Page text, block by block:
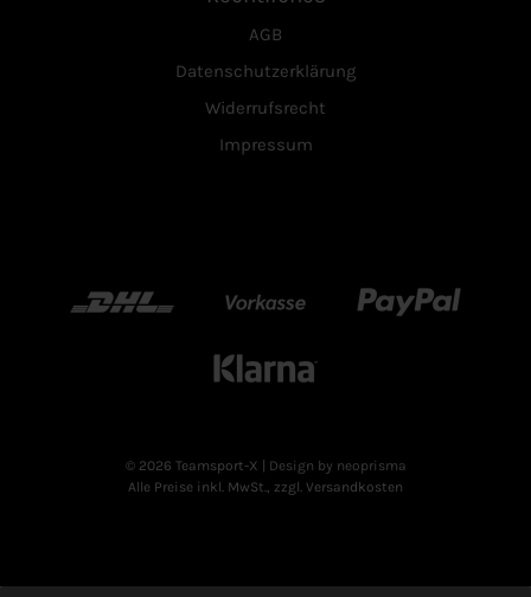
AGB
Datenschutzerklärung
Widerrufsrecht
Impressum
DHL Vorkasse Paypal
Klarn
© 2026 Teamsport-X
| Design by neoprisma
Alle Preise inkl. MwSt., zzgl. Versandkosten